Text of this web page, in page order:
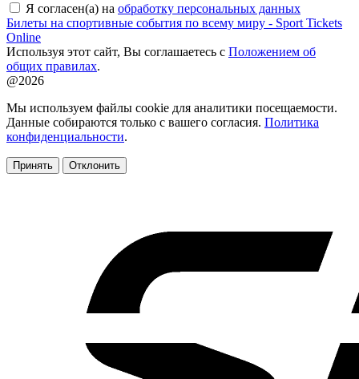
Я согласен(а) на обработку персональных данных
Билеты на спортивные события по всему миру - Sport Tickets
Online
Используя этот сайт, Вы соглашаетесь с Положением об
общих правилах.
@2026
Мы используем файлы cookie для аналитики посещаемости.
Данные собираются только с вашего согласия. Политика
конфиденциальности.
Принять Отклонить